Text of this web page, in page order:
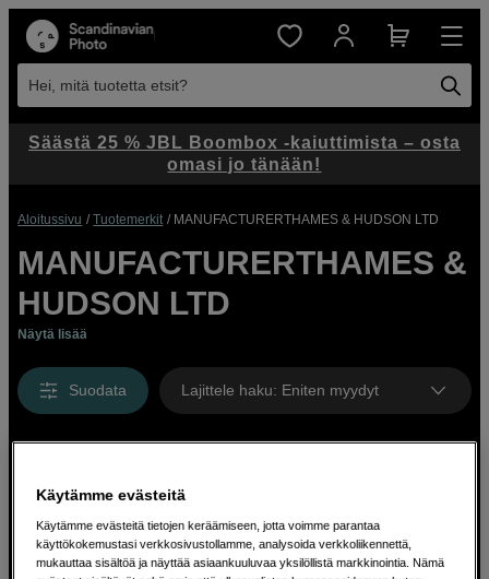
Hei, mitä tuotetta etsit?
Aloitussivu Tuotemerkit MANUFACTURERTHAMES & HUDSON LTD
MANUFACTURERTHAMES &
HUDSON LTD
Näytä lisää
Suodata Lajittele haku: Eniten myydyt
Näyttää 0 tuotetta
Säästä 25 % JBL Boombox -kaiuttimista – osta
omasi jo tänään!
Käytämme evästeitä
Käytämme evästeitä tietojen keräämiseen, jotta voimme parantaa
käyttökokemustasi verkkosivustollamme, analysoida verkkoliikennettä,
mukauttaa sisältöä ja näyttää asiaankuuluvaa yksilöllistä markkinointia. Nämä